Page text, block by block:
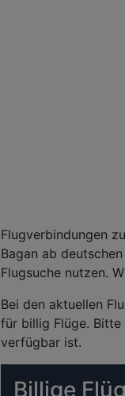
Flugverbindungen
Bagan ab
Flugsuche nutzen.
Bei den aktuellen
für billig Flüge. Bitte
verfügbar ist.
Billige